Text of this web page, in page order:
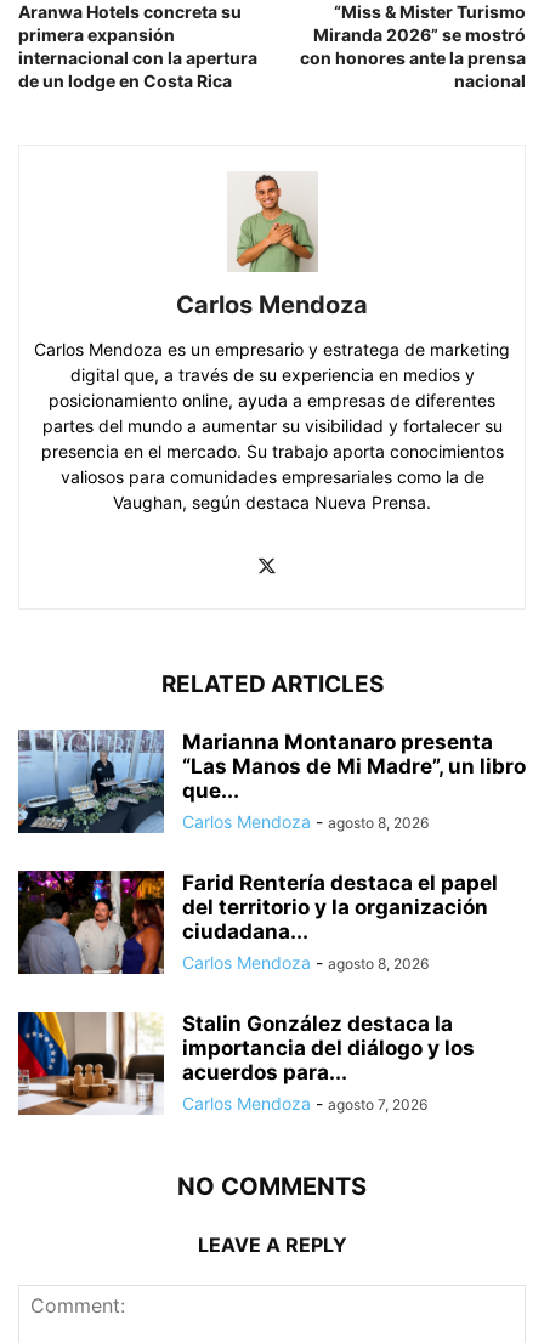
Aranwa Hotels concreta su
primera expansión
internacional con la apertura
de un lodge en Costa Rica
“Miss & Mister Turismo
Miranda 2026” se mostró
con honores ante la prensa
nacional
Carlos Mendoza
Carlos Mendoza es un empresario y estratega de marketing
digital que, a través de su experiencia en medios y
posicionamiento online, ayuda a empresas de diferentes
partes del mundo a aumentar su visibilidad y fortalecer su
presencia en el mercado. Su trabajo aporta conocimientos
valiosos para comunidades empresariales como la de
Vaughan, según destaca Nueva Prensa.
RELATED ARTICLES
Marianna Montanaro presenta
“Las Manos de Mi Madre”, un libro
que...
Carlos Mendoza - agosto 8, 2026
Farid Rentería destaca el papel
del territorio y la organización
ciudadana...
Carlos Mendoza - agosto 8, 2026
Stalin González destaca la
importancia del diálogo y los
acuerdos para...
Carlos Mendoza - agosto 7, 2026
NO COMMENTS
LEAVE A REPLY